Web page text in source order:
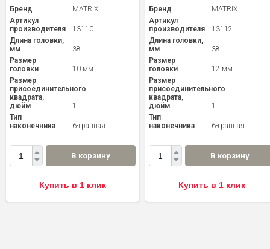
Бренд
MATRIX
Артикул
производителя
13110
Длина головки,
мм
38
Размер
головки
10 мм
Размер
присоединительного
квадрата,
дюйм
1
Тип
наконечника
6-гранная
В корзину
Купить в 1 клик
Бренд
MATRIX
Артикул
производителя
13112
Длина головки,
мм
38
Размер
головки
12 мм
Размер
присоединительного
квадрата,
дюйм
1
Тип
наконечника
6-гранная
В корзину
Купить в 1 клик